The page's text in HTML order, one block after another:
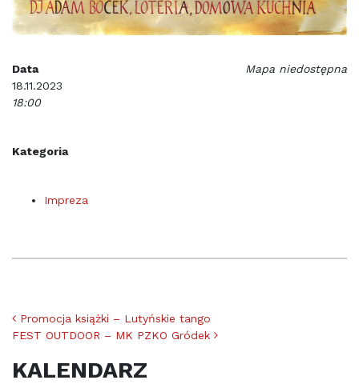
Mapa niedostępna
Data
18.11.2023
18:00
Kategoria
Impreza
Nawigacja po artykułach
Promocja książki – Lutyńskie tango
FEST OUTDOOR – MK PZKO Gródek
KALENDARZ